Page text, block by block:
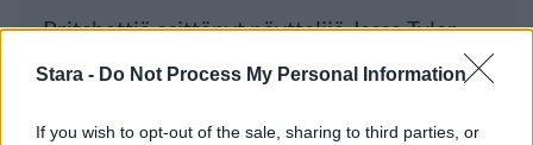
Stara - Do Not Process My Personal Information
If you wish to opt-out of the sale, sharing to third parties, or
Pritchettiä esittänyt näyttelijä Jesse Tyler
Ferguson